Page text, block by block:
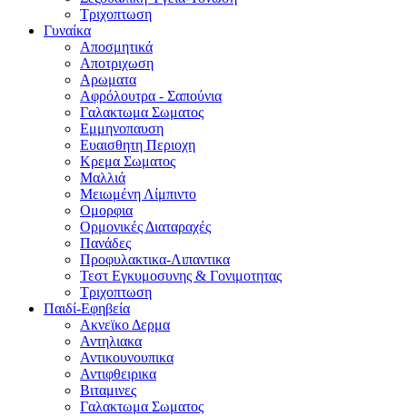
Τριχοπτωση
Γυναίκα
Αποσμητικά
Αποτριχωση
Αρωματα
Αφρόλουτρα - Σαπούνια
Γαλακτωμα Σωματος
Εμμηνοπαυση
Ευαισθητη Περιοχη
Κρεμα Σωματος
Μαλλιά
Μειωμένη Λίμπιντο
Ομορφια
Ορμονικές Διαταραχές
Πανάδες
Προφυλακτικα-Λιπαντικα
Τεστ Εγκυμοσυνης & Γονιμοτητας
Τριχοπτωση
Παιδί-Εφηβεία
Ακνεϊκο Δερμα
Αντηλιακα
Αντικουνουπικα
Αντιφθειρικα
Βιταμινες
Γαλακτωμα Σωματος